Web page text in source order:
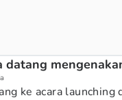
datang
ke acara launching